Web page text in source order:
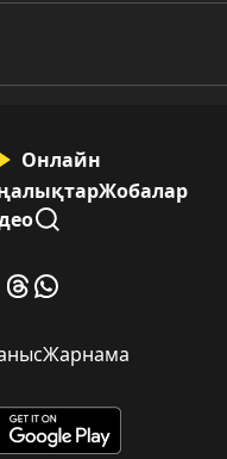
Онлайн
Жобалар
Жарнама